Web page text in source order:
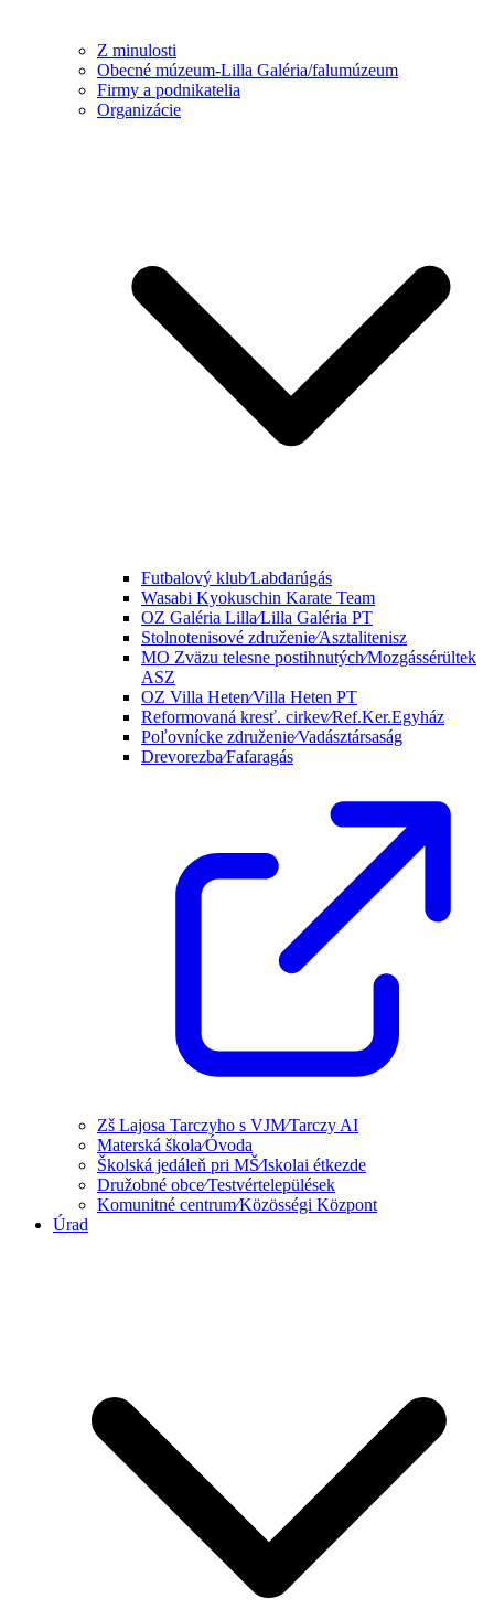
Z minulosti
Obecné múzeum-Lilla Galéria/falumúzeum
Firmy a podnikatelia
Organizácie
Futbalový klub⁄Labdarúgás
Wasabi Kyokuschin Karate Team
OZ Galéria Lilla⁄Lilla Galéria PT
Stolnotenisové združenie⁄Asztalitenisz
MO Zväzu telesne postihnutých⁄Mozgássérültek
ASZ
OZ Villa Heten⁄Villa Heten PT
Reformovaná kresť. cirkev⁄Ref.Ker.Egyház
Poľovnícke združenie⁄Vadásztársaság
Drevorezba⁄Fafaragás
Zš Lajosa Tarczyho s VJM⁄Tarczy AI
Materská škola⁄Óvoda
Školská jedáleň pri MŠ⁄Iskolai étkezde
Družobné obce⁄Testvértelepülések
Komunitné centrum⁄Közösségi Központ
Úrad